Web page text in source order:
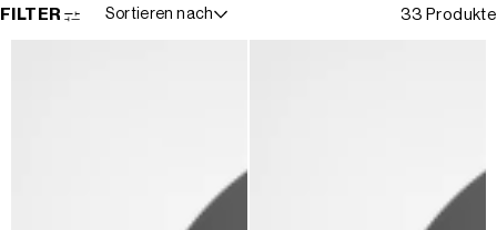
FILTER Sortieren nach 33 Produkte